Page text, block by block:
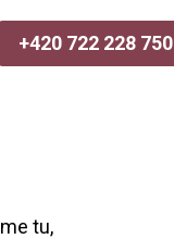
+420 722 228 750
tu,